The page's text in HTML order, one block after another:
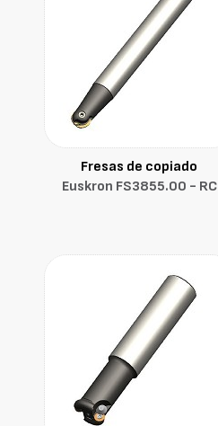
Fresas de copiado
Euskron FS3855.00 - RC